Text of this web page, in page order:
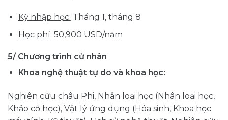
Kỳ nhập học: Tháng 1, tháng 8
Học phí: 50,900 USD/năm
5/ Chương trình cử nhân
Khoa nghệ thuật tự do và khoa học:
Nghiên cứu châu Phi, Nhân loại học (Nhân loại học,
Khảo cổ học), Vật lý ứng dụng (Hóa sinh, Khoa học